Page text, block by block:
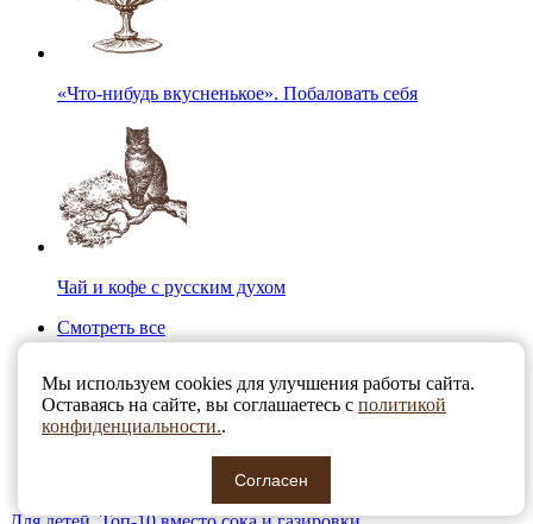
«Что-нибудь вкусненькое». Побаловать себя
Чай и кофе с русским духом
Смотреть все
Мы используем cookies для улучшения работы сайта.
Оставаясь на сайте, вы соглашаетесь с политикой
конфиденциальности..
Согласен